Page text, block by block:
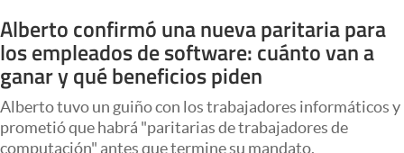
Negocios
Columnistas
Apertura
Alberto confirmó una nueva paritaria para
los empleados de software: cuánto van a
ganar y qué beneficios piden
Alberto tuvo un guiño con los trabajadores informáticos y
prometió que habrá "paritarias de trabajadores de
computación" antes que termine su mandato.